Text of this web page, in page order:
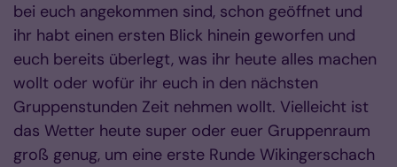
bei euch angekommen sind, schon geöffnet und
ihr habt einen ersten Blick hinein geworfen und
euch bereits überlegt, was ihr heute alles machen
wollt oder wofür ihr euch in den nächsten
Gruppenstunden Zeit nehmen wollt. Vielleicht ist
das Wetter heute super oder euer Gruppenraum
groß genug, um eine erste Runde Wikingerschach